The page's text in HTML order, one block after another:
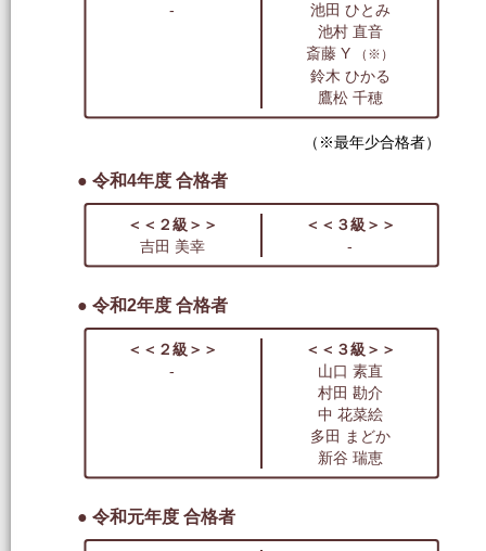
-
池田 ひとみ
池村 直音
斎藤 Y
（※）
鈴木 ひかる
鷹松 千穂
（※最年少合格者）
● 令和4年度 合格者
＜＜２級＞＞
＜＜３級＞＞
吉田 美幸
-
● 令和2年度 合格者
＜＜２級＞＞
＜＜３級＞＞
-
山口 素直
村田 勘介
中 花菜絵
多田 まどか
新谷 瑞恵
● 令和元年度 合格者